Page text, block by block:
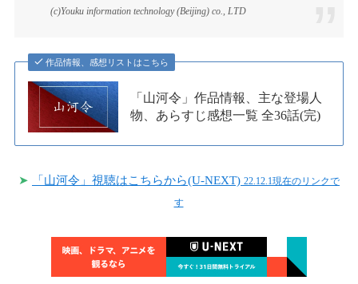
(c)Youku information technology (Beijing) co., LTD
作品情報、感想リストはこちら
「山河令」作品情報、主な登場人
物、あらすじ感想一覧 全36話(完)
➤ 「山河令」視聴はこちらから(U-NEXT) 22.12.1現在のリンクで
す